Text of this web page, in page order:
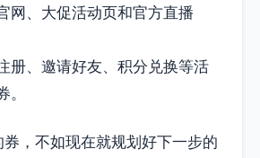
网、大促活动页和官方直播
册、邀请好友、积分兑换等活
，不如现在就规划好下一步的